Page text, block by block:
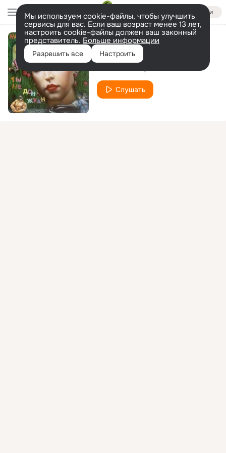
Войти
Мы используем cookie-файлы, чтобы улучшить
сервисы для вас. Если ваш возраст менее 13 лет,
настроить cookie-файлы должен ваш законный
представитель. Больше информации
Разрешить все Настроить
Забудь
Слушать